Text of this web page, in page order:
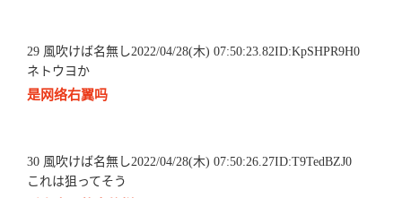
29 風吹けば名無し2022/04/28(木) 07:50:23.82ID:KpSHPR9H0
ネトウヨか
是网络右翼吗
30 風吹けば名無し2022/04/28(木) 07:50:26.27ID:T9TedBZJ0
これは狙ってそう